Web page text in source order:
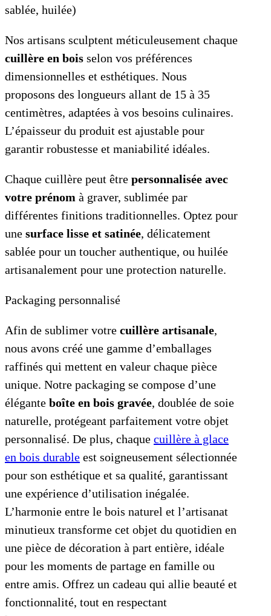
sablée, huilée)
Nos artisans sculptent méticuleusement chaque
cuillère en bois selon vos préférences
dimensionnelles et esthétiques. Nous
proposons des longueurs allant de 15 à 35
centimètres, adaptées à vos besoins culinaires.
L’épaisseur du produit est ajustable pour
garantir robustesse et maniabilité idéales.
Chaque cuillère peut être personnalisée avec
votre prénom à graver, sublimée par
différentes finitions traditionnelles. Optez pour
une surface lisse et satinée, délicatement
sablée pour un toucher authentique, ou huilée
artisanalement pour une protection naturelle.
Packaging personnalisé
Afin de sublimer votre cuillère artisanale,
nous avons créé une gamme d’emballages
raffinés qui mettent en valeur chaque pièce
unique. Notre packaging se compose d’une
élégante boîte en bois gravée, doublée de soie
naturelle, protégeant parfaitement votre objet
personnalisé. De plus, chaque cuillère à glace
en bois durable est soigneusement sélectionnée
pour son esthétique et sa qualité, garantissant
une expérience d’utilisation inégalée.
L’harmonie entre le bois naturel et l’artisanat
minutieux transforme cet objet du quotidien en
une pièce de décoration à part entière, idéale
pour les moments de partage en famille ou
entre amis. Offrez un cadeau qui allie beauté et
fonctionnalité, tout en respectant